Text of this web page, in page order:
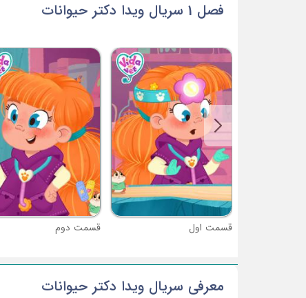
فصل 1 سریال ویدا دکتر حیوانات
قسمت اول قسمت دوم
معرفی سریال ویدا دکتر حیوانات